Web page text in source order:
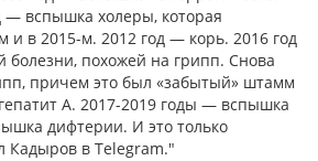
— вспышка холеры, которая
и в 2015-м. 2012 год — корь. 2016 год
похожей на грипп. Снова
причем это был «забытый» штамм
А. 2017-2019 годы — вспышка
дифтерии. И это только
Кадыров в Telegram."